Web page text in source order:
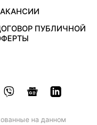
ПУБЛИЧНОЙ
на данном